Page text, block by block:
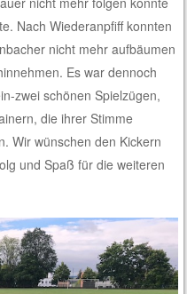
Nach Wiederanpfiff konnten
nicht mehr aufbäumen
Es war dennoch
zwei schönen Spielzügen,
die ihrer Stimme
Wir wünschen den Kickern
und Spaß für die weiteren